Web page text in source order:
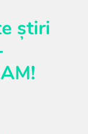
știri
!